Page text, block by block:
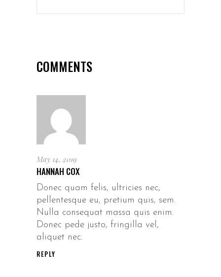
COMMENTS
May 14, 2019
HANNAH COX
Donec quam felis, ultricies nec,
pellentesque eu, pretium quis, sem.
Nulla consequat massa quis enim.
Donec pede justo, fringilla vel,
aliquet nec.
REPLY